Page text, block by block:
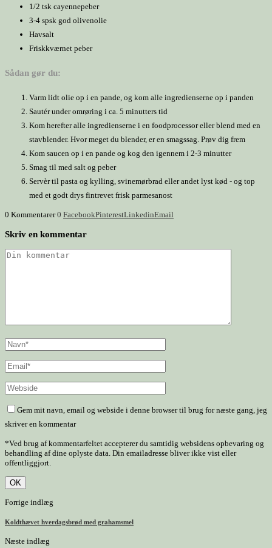
1/2 tsk cayennepeber
3-4 spsk god olivenolie
Havsalt
Friskkværnet peber
Sådan gør du:
Varm lidt olie op i en pande, og kom alle ingredienserne op i panden
Sautér under omrøring i ca. 5 minutters tid
Kom herefter alle ingredienserne i en foodprocessor eller blend med en
stavblender. Hvor meget du blender, er en smagssag. Prøv dig frem
Kom saucen op i en pande og kog den igennem i 2-3 minutter
Smag til med salt og peber
Servèr til pasta og kylling, svinemørbrad eller andet lyst kød - og top
med et godt drys fintrevet frisk parmesanost
0 Kommentarer 0 FacebookPinterestLinkedinEmail
Skriv en kommentar
Gem mit navn, email og webside i denne browser til brug for næste gang, jeg
skriver en kommentar
*Ved brug af kommentarfeltet accepterer du samtidig websidens opbevaring og
behandling af dine oplyste data. Din emailadresse bliver ikke vist eller
offentliggjort.
Forrige indlæg
Koldthævet hverdagsbrød med grahamsmel
Næste indlæg